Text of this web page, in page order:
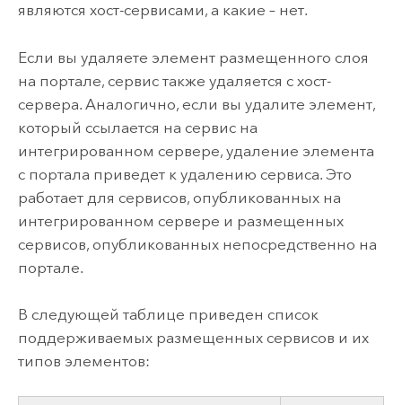
являются хост-сервисами, а какие – нет.
Если вы удаляете элемент размещенного слоя
на портале, сервис также удаляется с хост-
сервера. Аналогично, если вы удалите элемент,
который ссылается на сервис на
интегрированном сервере, удаление элемента
с портала приведет к удалению сервиса. Это
работает для сервисов, опубликованных на
интегрированном сервере и размещенных
сервисов, опубликованных непосредственно на
портале.
В следующей таблице приведен список
поддерживаемых размещенных сервисов и их
типов элементов: